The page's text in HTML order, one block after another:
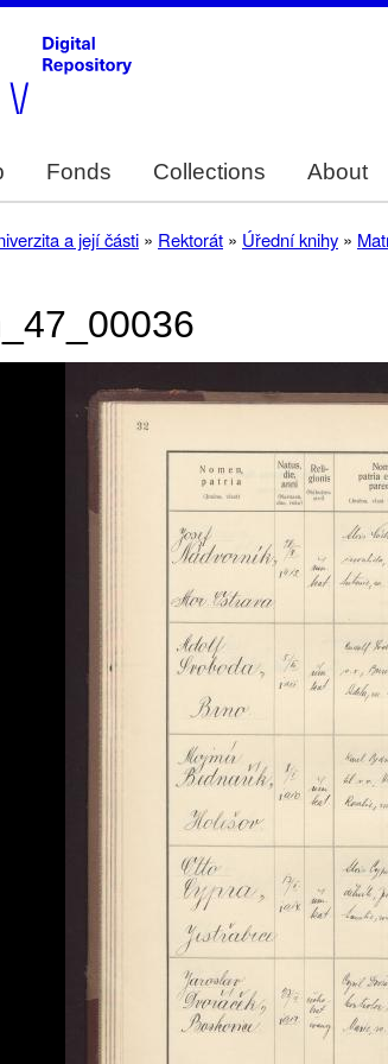
Fonds Collections About
a její části Rektorát Úřední knihy